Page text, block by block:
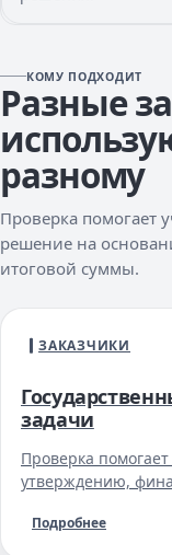
КОМУ ПОДХОДИТ
Разные
разному
Проверка помогает
решение на
итоговой суммы.
ЗАКАЗЧИКИ
задачи
Проверка помогает
утверждению,
Подробнее